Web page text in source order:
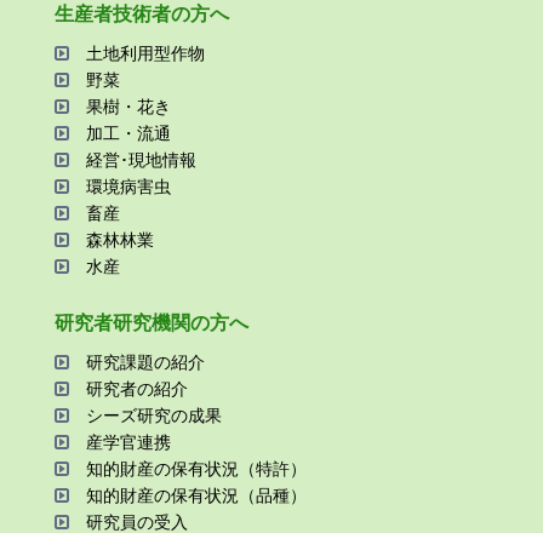
⽣産者技術者の⽅へ
⼟地利⽤型作物
野菜
果樹・花き
加⼯・流通
経営･現地情報
環境病害⾍
畜産
森林林業
⽔産
研究者研究機関の⽅へ
研究課題の紹介
研究者の紹介
シーズ研究の成果
産学官連携
知的財産の保有状況（特許）
知的財産の保有状況（品種）
研究員の受⼊